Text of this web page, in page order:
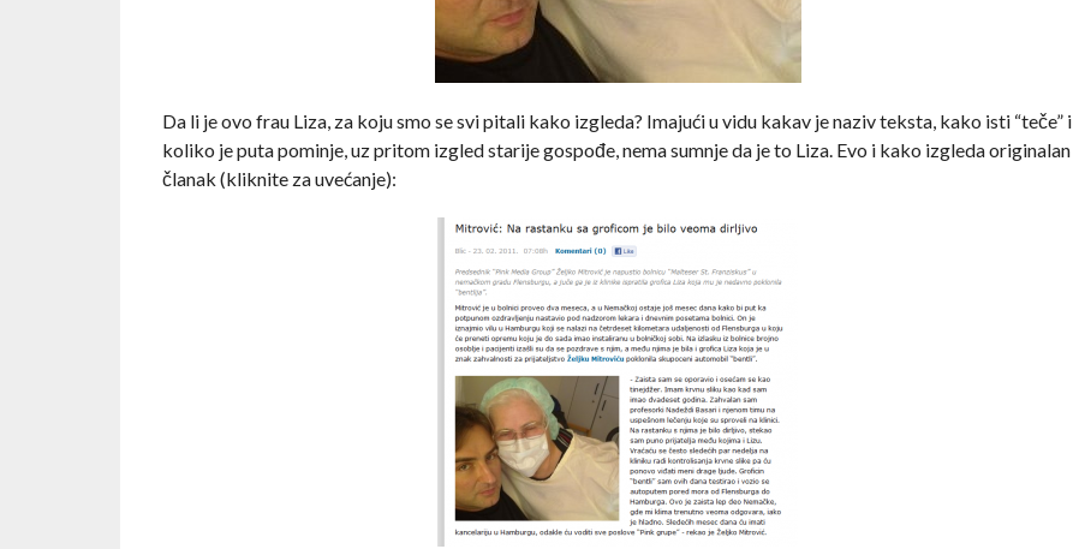
Da li je ovo frau Liza, za koju smo se svi pitali kako izgleda? Imajući u vidu kakav je naziv teksta, kako isti “teče” i
koliko je puta pominje, uz pritom izgled starije gospođe, nema sumnje da je to Liza. Evo i kako izgleda originalan
članak (kliknite za uvećanje):